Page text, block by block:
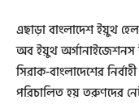
এছাড়া বাংলাদেশ ইয়ুথ
অব ইয়ুথ
সিরাক-বাংলাদেশের
পরিচালিত হয় তরুণদের